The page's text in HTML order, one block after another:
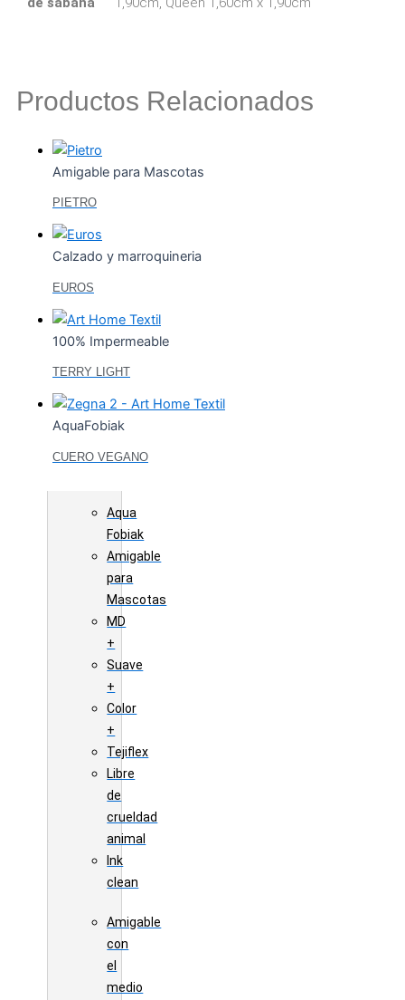
Oficina
marroquinería
Innovación
Tecnologías
Tecnologías
Art
Textil
Aqua
Fobiak
Amigable
para
Mascotas
MD
+
Suave
+
Color
+
Tejiflex
Libre
de
crueldad
animal
Ink
clean
Amigable
con
el
medio
Zona
Oekotex
Venta
Blog
Productos Relacionados
Amigable para Mascotas
PIETRO
Calzado y marroquineria
EUROS
100% Impermeable
TERRY LIGHT
AquaFobiak
CUERO VEGANO